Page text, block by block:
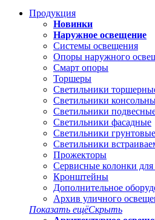
Продукция
Новинки
Наружное освещение
Системы освещения
Опоры наружного
Смарт опоры
Торшеры
Светильники
Светильники
Светильники
Светильники фасадные
Светильники грунтовые
Светильники
Прожекторы
Сервисные колонки для
Кронштейны
Дополнительное
Архив уличного
Показать ещёСкрыть